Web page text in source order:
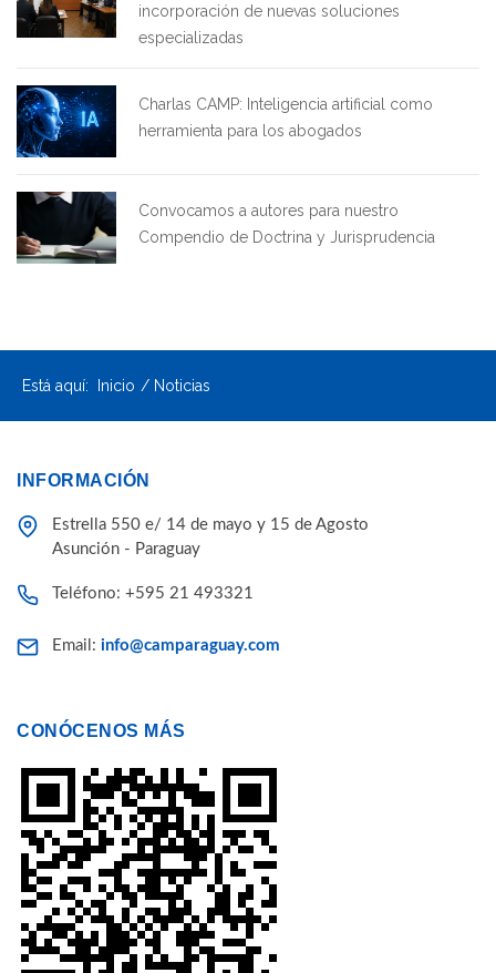
incorporación de nuevas soluciones
especializadas
Charlas CAMP: Inteligencia artificial como
herramienta para los abogados
Convocamos a autores para nuestro
Compendio de Doctrina y Jurisprudencia
Está aquí: Inicio Noticias
INFORMACIÓN
Estrella 550 e/ 14 de mayo y 15 de Agosto
Asunción - Paraguay
Teléfono: +595 21 493321
Email: info@camparaguay.com
CONÓCENOS MÁS